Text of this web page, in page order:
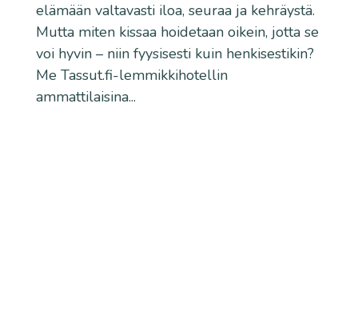
elämään valtavasti iloa, seuraa ja kehräystä.
Mutta miten kissaa hoidetaan oikein, jotta se
voi hyvin – niin fyysisesti kuin henkisestikin?
Me Tassut.fi-lemmikkihotellin
ammattilaisina...